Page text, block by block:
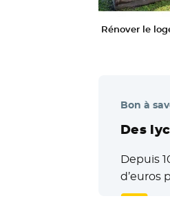
Rénover le
Bon à
Des
Depuis
d’euros